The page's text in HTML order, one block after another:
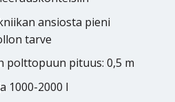
ansiosta pieni
tarve
polttopuun pituus: 0,5 m
1000-2000 l